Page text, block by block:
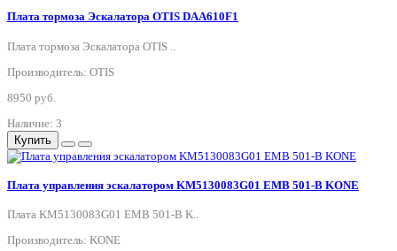
Плата тормоза Эскалатора OTIS DAA610F1
Плата тормоза Эскалатора OTIS ..
Производитель: OTIS
8950 руб.
Наличие: 3
Купить
Плата управления эскалатором KM5130083G01 EMB 501-B KONE
Плата KM5130083G01 EMB 501-B K..
Производитель: KONE